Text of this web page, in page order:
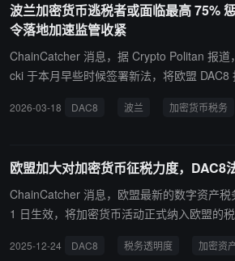
波兰加密货币逃税者或面临最高 75%
令落地加速监管收紧
ChainCatcher 消息，据 Crypto Politan 报道
cki 于本月早些时候签署新法，将欧盟 DAC8
率。 DAC8 即《欧盟直接税行政合作指令》第八修正案，专门针对数
家税务局（KAS）将借此掌握境内加密货币
况。 据当地媒体估计，波兰约有 300 万人持有加密货币，但目前仅
约 1% 的投资者依法纳税。按现行规定，
资本利得税率；挖矿及质押奖励在收到时免
2026-03-18 DAC8 波兰 加密货币税务
欧盟加大对加密货币征税力度，DAC8
ChainCatcher 消息，欧盟最新的数字资产税
1 日生效，将加密货币活动正式纳入欧盟的
和交易的详细信息，然后由各国税务机关在
2025-12-24 DAC8 税务透明度 加密资